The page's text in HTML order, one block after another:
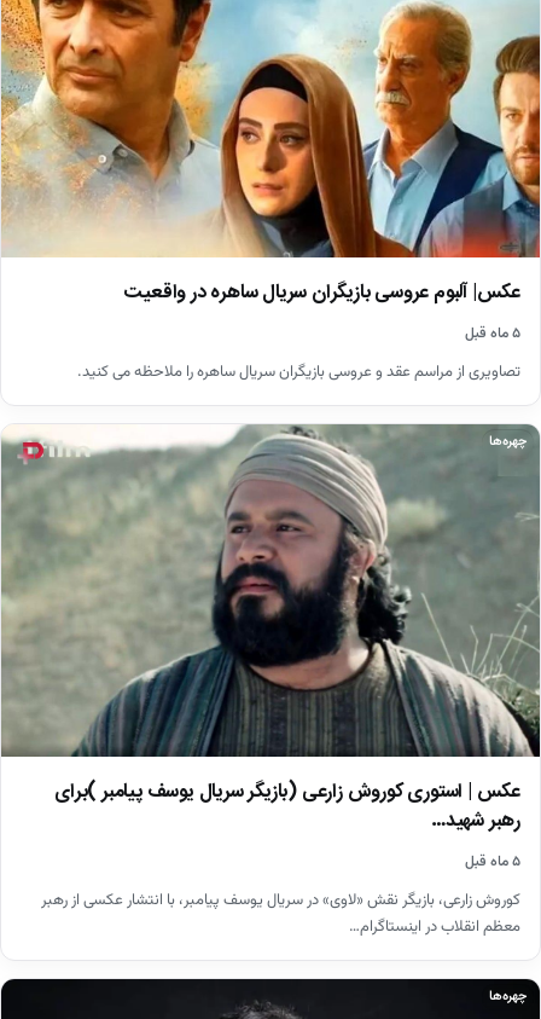
عکس| آلبوم عروسی بازیگران سریال ساهره در واقعیت
۵ ماه قبل
تصاویری از مراسم عقد و عروسی بازیگران سریال ساهره را ملاحظه می کنید.
چهره‌ها
عکس | استوری کوروش زارعی (بازیگر سریال یوسف پیامبر )برای
رهبر شهید…
۵ ماه قبل
کوروش زارعی، بازیگر نقش «لاوی» در سریال یوسف پیامبر، با انتشار عکسی از رهبر
معظم انقلاب در اینستاگرام…
چهره‌ها